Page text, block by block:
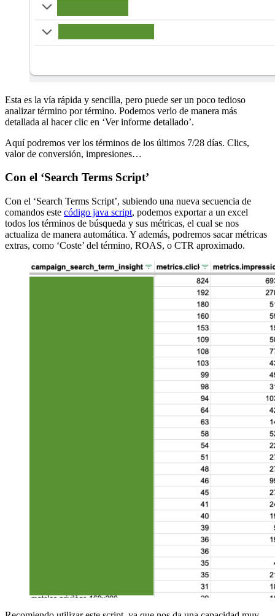
Esta es la vía rápida y sencilla, pero puede ser un poco tedioso
analizar término por término. Podemos verlo de manera más
detallada al hacer clic en ‘Ver informe detallado’.
Aquí podremos ver los términos de los últimos 7/28 días. Clics,
valor de conversión, impresiones…
Con el ‘Search Terms Script’
Con el ‘Search Terms Script’, subiendo una nueva secuencia de
comandos este código java script, podemos exportar a un excel
todos los términos de búsqueda y sus métricas, el cual se nos
actualiza de manera automática. Y además, podremos sacar métricas
extras, como ‘Coste’ del término, ROAS, o CTR aproximado.